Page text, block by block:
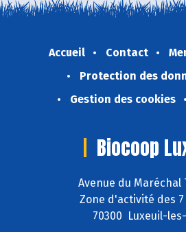
Accueil Contact
Protection des
Gestion des cookies
Biocoop
Avenue du Maréchal
Zone d'activité des 7
70300 Luxeuil-